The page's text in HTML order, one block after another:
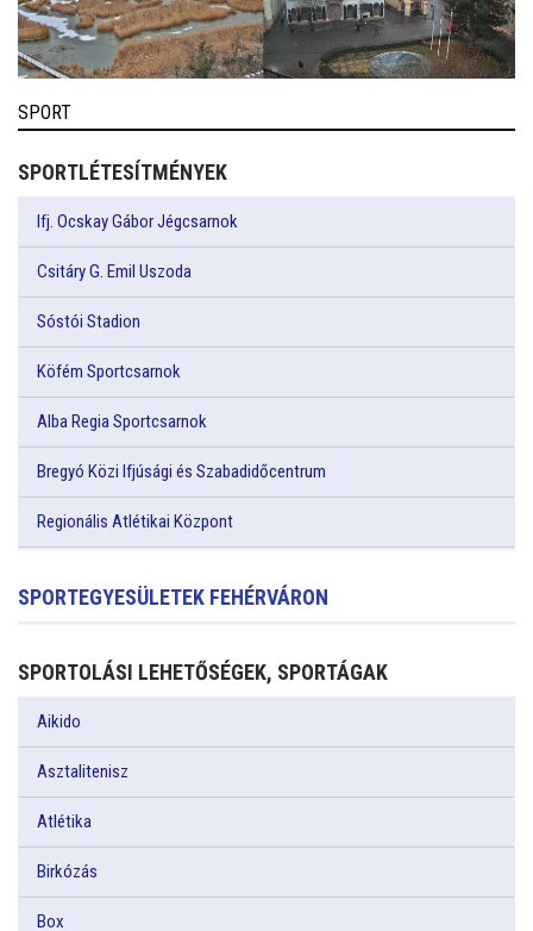
SPORT
SPORTLÉTESÍTMÉNYEK
Ifj. Ocskay Gábor Jégcsarnok
Csitáry G. Emil Uszoda
Sóstói Stadion
Köfém Sportcsarnok
Alba Regia Sportcsarnok
Bregyó Közi Ifjúsági és Szabadidőcentrum
Regionális Atlétikai Központ
SPORTEGYESÜLETEK FEHÉRVÁRON
SPORTOLÁSI LEHETŐSÉGEK, SPORTÁGAK
Aikido
Asztalitenisz
Atlétika
Birkózás
Box